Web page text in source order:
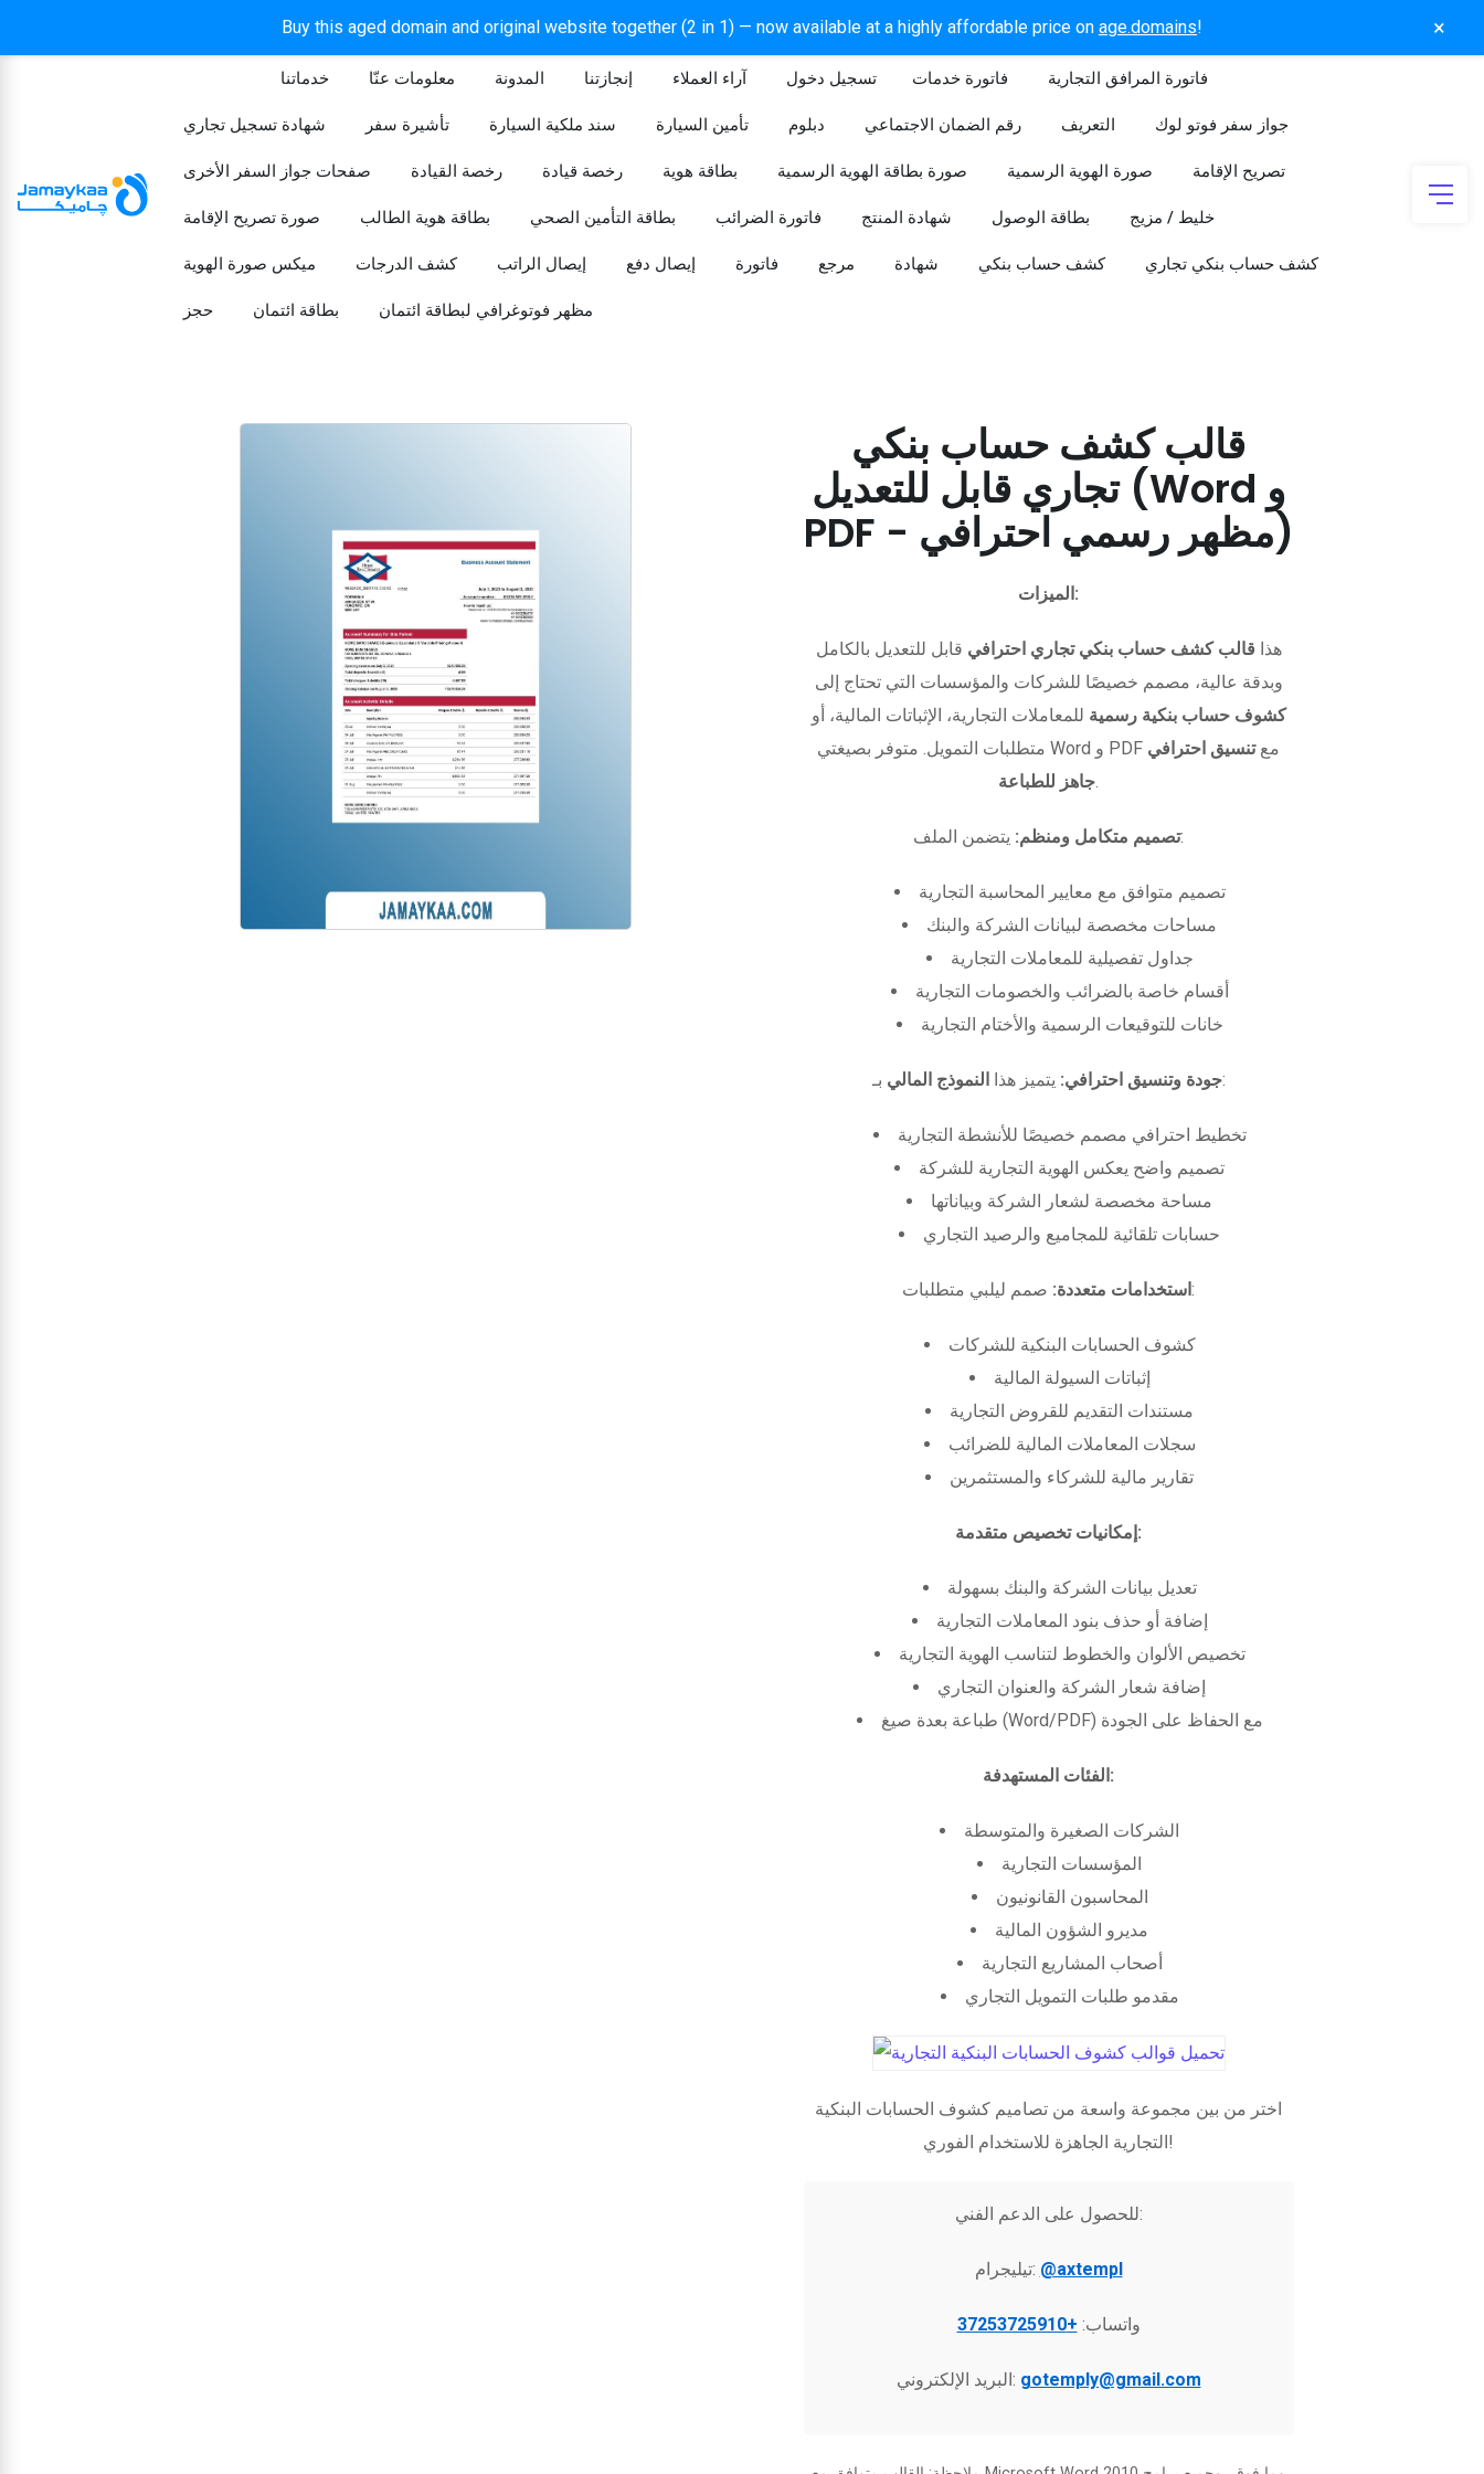
Buy this aged domain and original website together (2 in 1) — now available at a highly affordable price on age.domains! ×
خدماتنا معلومات عنّا المدونة إنجازتنا آراء العملاء تسجيل دخول​ فاتورة خدمات فاتورة المرافق التجارية
شهادة تسجيل تجاري تأشيرة سفر سند ملكية السيارة تأمين السيارة دبلوم رقم الضمان الاجتماعي التعريف جواز سفر فوتو لوك
صفحات جواز السفر الأخرى رخصة القيادة رخصة قيادة بطاقة هوية صورة بطاقة الهوية الرسمية صورة الهوية الرسمية تصريح الإقامة
صورة تصريح الإقامة بطاقة هوية الطالب بطاقة التأمين الصحي فاتورة الضرائب شهادة المنتج بطاقة الوصول خليط / مزيج
ميكس صورة الهوية كشف الدرجات إيصال الراتب إيصال دفع فاتورة مرجع شهادة كشف حساب بنكي كشف حساب بنكي تجاري
حجز بطاقة ائتمان مظهر فوتوغرافي لبطاقة ائتمان
قالب كشف حساب بنكي
تجاري قابل للتعديل (Word و
PDF - مظهر رسمي احترافي)
الميزات:
هذا قالب كشف حساب بنكي تجاري احترافي قابل للتعديل بالكامل
وبدقة عالية، مصمم خصيصًا للشركات والمؤسسات التي تحتاج إلى
كشوف حساب بنكية رسمية للمعاملات التجارية، الإثباتات المالية، أو
متطلبات التمويل. متوفر بصيغتي Word و PDF معتنسيق احترافي
جاهز للطباعة.
تصميم متكامل ومنظم:يتضمن الملف:
تصميم متوافق مع معايير المحاسبة التجارية
مساحات مخصصة لبيانات الشركة والبنك
جداول تفصيلية للمعاملات التجارية
أقسام خاصة بالضرائب والخصومات التجارية
خانات للتوقيعات الرسمية والأختام التجارية
جودة وتنسيق احترافي: يتميز هذا النموذج المالي بـ:
تخطيط احترافي مصمم خصيصًا للأنشطة التجارية
تصميم واضح يعكس الهوية التجارية للشركة
مساحة مخصصة لشعار الشركة وبياناتها
حسابات تلقائية للمجاميع والرصيد التجاري
استخدامات متعددة:صمم ليلبي متطلبات:
كشوف الحسابات البنكية للشركات
إثباتات السيولة المالية
مستندات التقديم للقروض التجارية
سجلات المعاملات المالية للضرائب
تقارير مالية للشركاء والمستثمرين
إمكانيات تخصيص متقدمة:
تعديل بيانات الشركة والبنك بسهولة
إضافة أو حذف بنود المعاملات التجارية
تخصيص الألوان والخطوط لتناسب الهوية التجارية
إضافة شعار الشركة والعنوان التجاري
طباعة بعدة صيغ (Word/PDF) مع الحفاظ على الجودة
الفئات المستهدفة:
الشركات الصغيرة والمتوسطة
المؤسسات التجارية
المحاسبون القانونيون
مديرو الشؤون المالية
أصحاب المشاريع التجارية
مقدمو طلبات التمويل التجاري
اختر من بين مجموعة واسعة من تصاميم كشوف الحسابات البنكية
التجارية الجاهزة للاستخدام الفوري!
للحصول على الدعم الفني:
تيليجرام: @axtempl
واتساب: +37253725910
البريد الإلكتروني: gotemply@gmail.com